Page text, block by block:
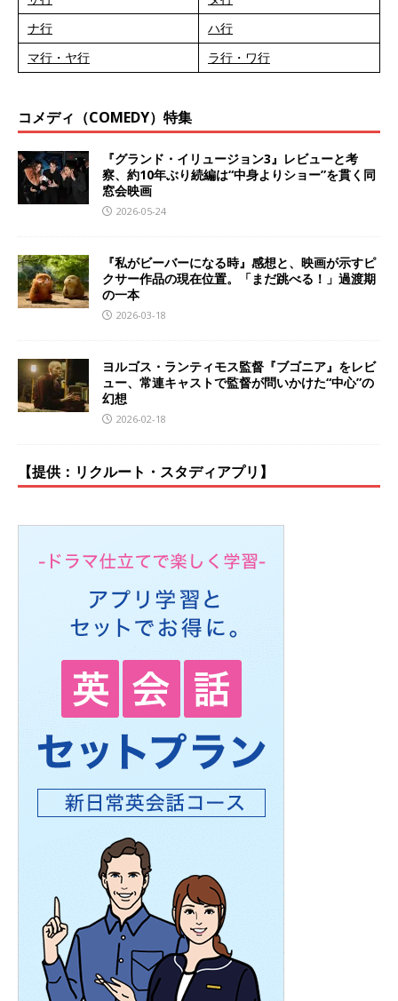
ナ行
ハ行
マ行・ヤ行
ラ行・ワ行
コメディ（COMEDY）特集
『グランド・イリュージョン3』レビューと考
察、約10年ぶり続編は“中身よりショー”を貫く同
窓会映画
2026-05-24
『私がビーバーになる時』感想と、映画が示すピ
クサー作品の現在位置。「まだ跳べる！」過渡期
の一本
2026-03-18
ヨルゴス・ランティモス監督『ブゴニア』をレビ
ュー、常連キャストで監督が問いかけた“中心”の
幻想
2026-02-18
【提供：リクルート・スタディアプリ】